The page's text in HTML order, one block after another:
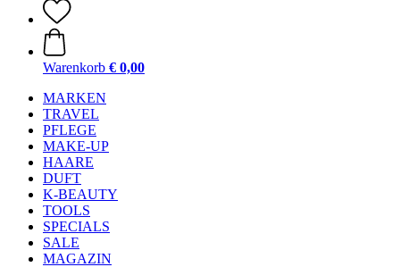
Warenkorb € 0,00
MARKEN
TRAVEL
PFLEGE
MAKE-UP
HAARE
DUFT
K-BEAUTY
TOOLS
SPECIALS
SALE
MAGAZIN